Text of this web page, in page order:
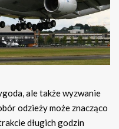
ale także wyzwanie
odzieży może znacząco
długich godzin